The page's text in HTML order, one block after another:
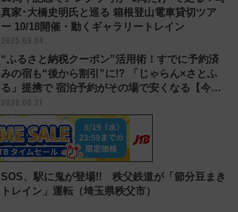
真家･大橋史明氏と巡る 箱根登山電車貸切ツア
ー 10/18開催・動くギャラリートレイン
2025.09.04
“ふるさと納税クーポン”活用術！すでに予約済
みの宿も“後から割引”に!? 「じゃらん×さとふ
る」提携で 宿泊予約がその場で安くなる【今秋
スタート】
2026.06.21
SOS、駅に鬼が登場!! 秩父鉄道が「節分豆まき
トレイン」運転（埼玉県秩父市）